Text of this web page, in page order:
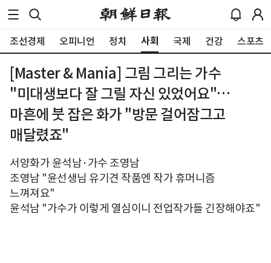
조선경제 오피니언 정치 사회 국제 건강 스포츠
[Master & Mania] 그림 그리는 가수
"미대생보다 잘 그릴 자신 있었어요"…
마흔에 붓 잡은 화가 "방문 걸어잠그고
매달렸죠"
서양화가 윤석남·가수 조영남
조영남 "윤선생님 유기견 작품엔 작가 휴머니즘
느껴져요"
윤석남 "가수가 이렇게 열심이니 전업작가들 긴장해야죠"